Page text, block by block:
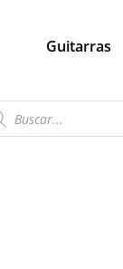
Guitarras